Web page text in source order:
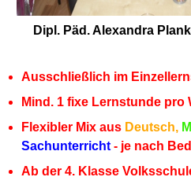
Dipl. Päd. Alexandra
Ausschließlich im
Mind. 1 fixe Lernstunde pro
Flexibler Mix aus Deutsch,
Sachunterricht- je nach
Ab der 4. Klasse